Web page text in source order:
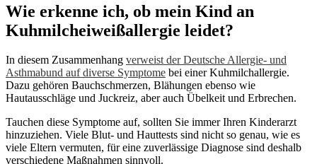
Wie erkenne ich, ob mein Kind an
Kuhmilcheiweißallergie leidet?
In diesem Zusammenhang verweist der Deutsche Allergie- und
Asthmabund auf diverse Symptome bei einer Kuhmilchallergie.
Dazu gehören Bauchschmerzen, Blähungen ebenso wie
Hautausschläge und Juckreiz, aber auch Übelkeit und Erbrechen.
Tauchen diese Symptome auf, sollten Sie immer Ihren Kinderarzt
hinzuziehen. Viele Blut- und Hauttests sind nicht so genau, wie es
viele Eltern vermuten, für eine zuverlässige Diagnose sind deshalb
verschiedene Maßnahmen sinnvoll.